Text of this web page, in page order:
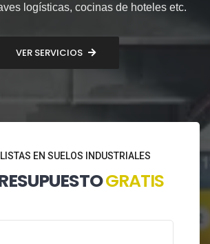
logísticas, cocinas de hoteles etc.
VER SERVICIOS
EN SUELOS INDUSTRIALES
GRATIS